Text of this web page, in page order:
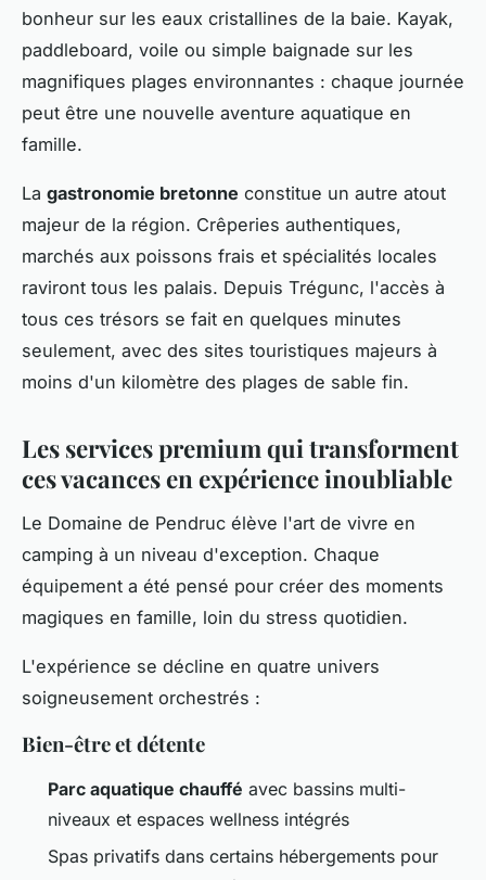
bonheur sur les eaux cristallines de la baie. Kayak,
paddleboard, voile ou simple baignade sur les
magnifiques plages environnantes : chaque journée
peut être une nouvelle aventure aquatique en
famille.
La gastronomie bretonne constitue un autre atout
majeur de la région. Crêperies authentiques,
marchés aux poissons frais et spécialités locales
raviront tous les palais. Depuis Trégunc, l'accès à
tous ces trésors se fait en quelques minutes
seulement, avec des sites touristiques majeurs à
moins d'un kilomètre des plages de sable fin.
Les services premium qui transforment
ces vacances en expérience inoubliable
Le Domaine de Pendruc élève l'art de vivre en
camping à un niveau d'exception. Chaque
équipement a été pensé pour créer des moments
magiques en famille, loin du stress quotidien.
L'expérience se décline en quatre univers
soigneusement orchestrés :
Bien-être et détente
Parc aquatique chauffé avec bassins multi-
niveaux et espaces wellness intégrés
Spas privatifs dans certains hébergements pour